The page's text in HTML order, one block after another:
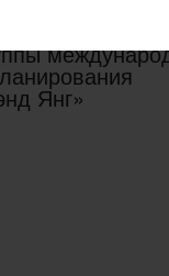
Янг»